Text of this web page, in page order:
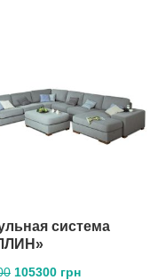
система
105300 грн